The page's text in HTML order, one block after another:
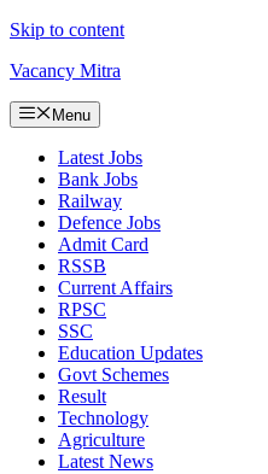
Skip to content
Vacancy Mitra
Menu
Latest Jobs
Bank Jobs
Railway
Defence Jobs
Admit Card
RSSB
Current Affairs
RPSC
SSC
Education Updates
Govt Schemes
Result
Technology
Agriculture
Latest News